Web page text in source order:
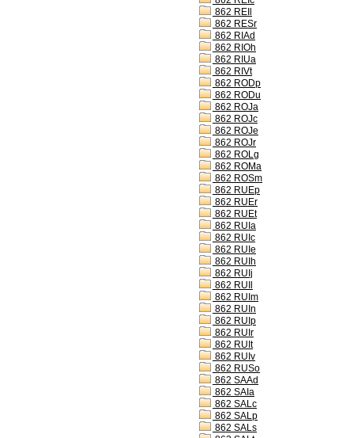
862 REIl
862 RESr
862 RIAd
862 RIOh
862 RIUa
862 RIVt
862 RODp
862 RODu
862 ROJa
862 ROJc
862 ROJe
862 ROJr
862 ROLg
862 ROMa
862 ROSm
862 RUEp
862 RUEr
862 RUEt
862 RUIa
862 RUIc
862 RUIe
862 RUIh
862 RUIj
862 RUIl
862 RUIm
862 RUIn
862 RUIp
862 RUIr
862 RUIt
862 RUIv
862 RUSo
862 SAAd
862 SAIa
862 SALc
862 SALp
862 SALs